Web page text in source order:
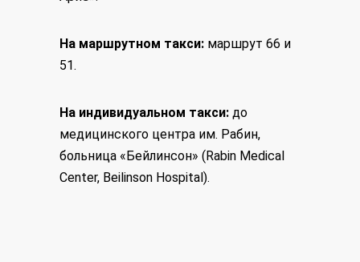
На маршрутном такси: маршрут 66 и
51.
На индивидуальном такси: до
медицинского центра им. Рабин,
больница «Бейлинсон» (Rabin Medical
Center, Beilinson Hospital).